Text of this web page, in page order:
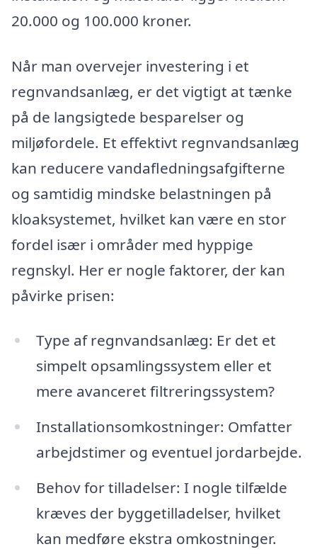
20.000 og 100.000 kroner.
Når man overvejer investering i et
regnvandsanlæg, er det vigtigt at tænke
på de langsigtede besparelser og
miljøfordele. Et effektivt regnvandsanlæg
kan reducere vandafledningsafgifterne
og samtidig mindske belastningen på
kloaksystemet, hvilket kan være en stor
fordel især i områder med hyppige
regnskyl. Her er nogle faktorer, der kan
påvirke prisen:
Type af regnvandsanlæg: Er det et
simpelt opsamlingssystem eller et
mere avanceret filtreringssystem?
Installationsomkostninger: Omfatter
arbejdstimer og eventuel jordarbejde.
Behov for tilladelser: I nogle tilfælde
kræves der byggetilladelser, hvilket
kan medføre ekstra omkostninger.